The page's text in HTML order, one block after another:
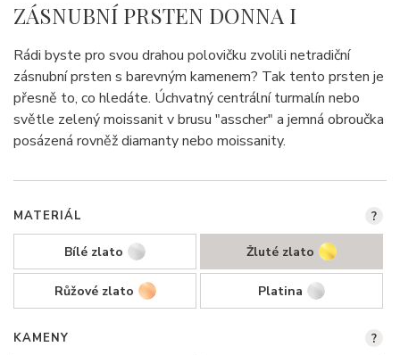
ZÁSNUBNÍ PRSTEN DONNA I
Rádi byste pro svou drahou polovičku zvolili netradiční
zásnubní prsten s barevným kamenem? Tak tento prsten je
přesně to, co hledáte. Úchvatný centrální turmalín nebo
světle zelený moissanit v brusu "asscher" a jemná obroučka
posázená rovněž diamanty nebo moissanity.
MATERIÁL
Bílé zlato Žluté zlato
Růžové zlato Platina
?
KAMENY ?